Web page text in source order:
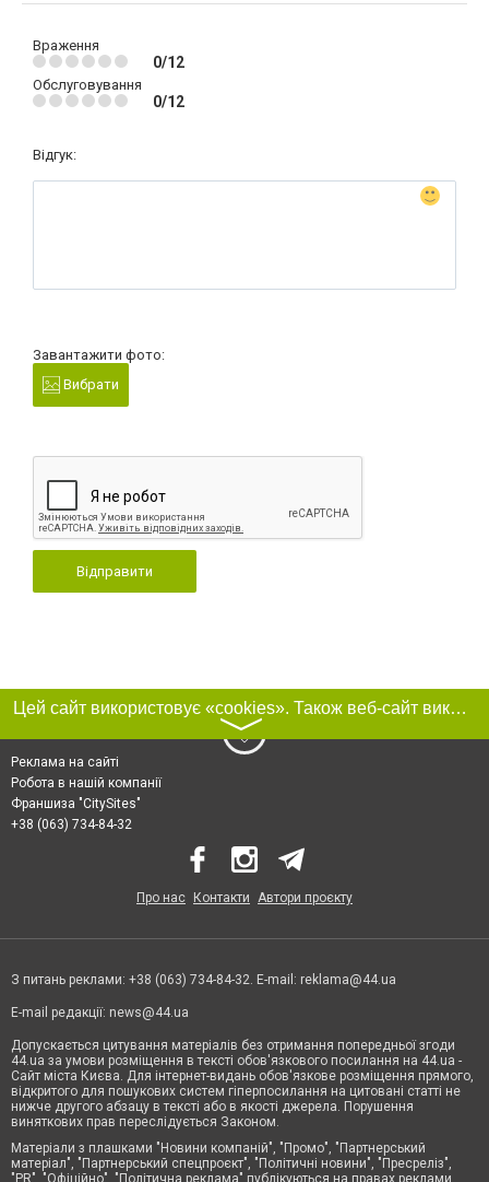
Враження
0/12
Обслуговування
0/12
Відгук:
Завантажити фото:
Вибрати
Відправити
Цей сайт використовує «cookies». Також веб-сайт використовує інтернет-сервіс для збору технічних даних стосовно відвідувачів з метою отримання маркетингової та статистичної інформації. Умови обробки даних відвідувачів сайту див.
〉
Реклама на сайті
Робота в нашій компанії
Франшиза "CitySites"
+38 (063) 734-84-32
Про нас Контакти Автори проєкту
З питань реклами: +38 (063) 734-84-32. E-mail: reklama@44.ua
E-mail редакції: news@44.ua
Допускається цитування матеріалів без отримання попередньої згоди
44.ua за умови розміщення в тексті обов'язкового посилання на 44.ua -
Сайт міста Києва. Для інтернет-видань обов'язкове розміщення прямого,
відкритого для пошукових систем гіперпосилання на цитовані статті не
нижче другого абзацу в тексті або в якості джерела. Порушення
виняткових прав переслідується Законом.
Матеріали з плашками "Новини компаній", "Промо", "Партнерський
матеріал", "Партнерський спецпроєкт", "Політичні новини", "Пресреліз",
"PR", "Офіційно", "Політична реклама" публікуються на правах реклами.